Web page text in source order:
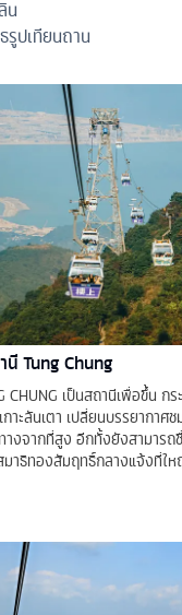
น
รูปเทียนถาน
นี Tung Chung
CHUNG เป็นสถานีเพื่อขึ้น ก
กาะลันเตา เปลี่ยนบรรยากา
างจากที่สูง อีกทั้งยังสามาร
าธิทองสัมฤทธิ์กลางแจ้งที่ใ